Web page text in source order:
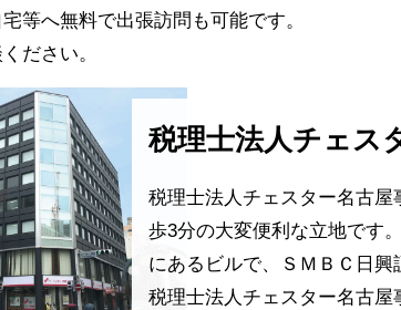
等へ無料で出張訪問も可能です。
ださい。
税理士法人チェス
税理士法人チェスター名古
歩3分の大変便利な立地です
にあるビルで、ＳＭＢＣ日興
税理士法人チェスター名古